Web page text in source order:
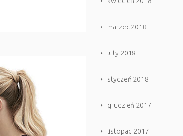
marzec 2018
luty 2018
styczeń 2018
grudzień 2017
listopad 2017